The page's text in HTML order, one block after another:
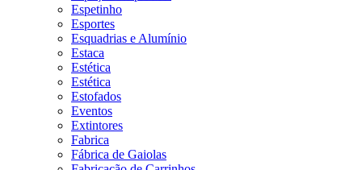
Espetinho
Esportes
Esquadrias e Alumínio
Estaca
Estética
Estética
Estofados
Eventos
Extintores
Fabrica
Fábrica de Gaiolas